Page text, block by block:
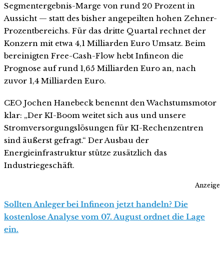
Segmentergebnis-Marge von rund 20 Prozent in
Aussicht — statt des bisher angepeilten hohen Zehner-
Prozentbereichs. Für das dritte Quartal rechnet der
Konzern mit etwa 4,1 Milliarden Euro Umsatz. Beim
bereinigten Free-Cash-Flow hebt Infineon die
Prognose auf rund 1,65 Milliarden Euro an, nach
zuvor 1,4 Milliarden Euro.
CEO Jochen Hanebeck benennt den Wachstumsmotor
klar: „Der KI-Boom weitet sich aus und unsere
Stromversorgungslösungen für KI-Rechenzentren
sind äußerst gefragt.“ Der Ausbau der
Energieinfrastruktur stütze zusätzlich das
Industriegeschäft.
Anzeige
Sollten Anleger bei Infineon jetzt handeln? Die
kostenlose Analyse vom 07. August ordnet die Lage
ein.